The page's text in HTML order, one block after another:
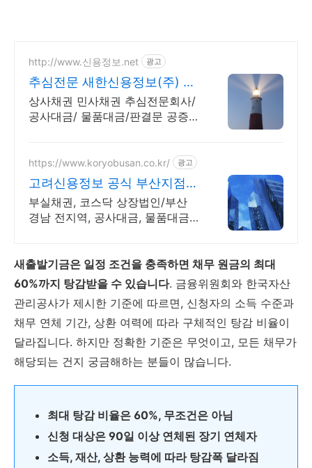
http://www.신용정보.net 광고
추심전문 새한신용정보(주) 선
수금없이 100%후불제보장
상사채권 민사채권 추심전문회사/
공사대금/ 물품대금/판결문 공증/
https://www.koryobusan.co.kr/ 광고
고려신용정보 공식 부산지점
당일접수 각종 미수금 상담!
부실채권, 코스닥 상장법인/부산
경남 전지역, 공사대금, 물품대금,
새출발기금은 일정 조건을 충족하면 채무 원금의 최대
60%까지 탕감받을 수 있습니다. 금융위원회와 한국자산
관리공사가 제시한 기준에 따르면, 신청자의 소득 수준과
채무 연체 기간, 상환 여력에 따라 구체적인 탕감 비율이
달라집니다. 하지만 정확한 기준은 무엇이고, 모든 채무가
해당되는 건지 궁금해하는 분들이 많습니다.
최대 탕감 비율은 60%, 무조건은 아님
신청 대상은 90일 이상 연체된 장기 연체자
소득, 재산, 상환 능력에 따라 탕감폭 달라짐